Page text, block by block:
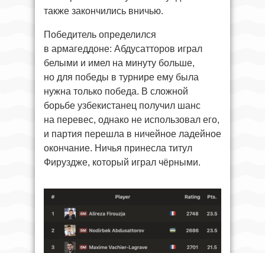
также закончились вничью.
Победитель определился
в армагеддоне: Абдусатторов играл
белыми и имел на минуту больше,
но для победы в турнире ему была
нужна только победа. В сложной
борьбе узбекистанец получил шанс
на перевес, однако не использовал его,
и партия перешла в ничейное ладейное
окончание. Ничья принесла титул
Фируздже, который играл чёрными.